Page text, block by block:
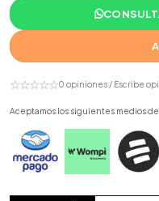
☆☆☆☆☆0 opiniones / Escribe
Aceptamos los siguientes medios